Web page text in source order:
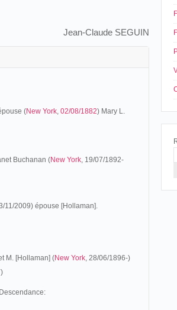
Jean-Claude SEGUIN
(New York, 02/08/1882) Mary L.
Buchanan (New York, 19/07/1892-
11/2009) épouse [Hollaman].
M. [Hollaman] (New York, 28/06/1896-)